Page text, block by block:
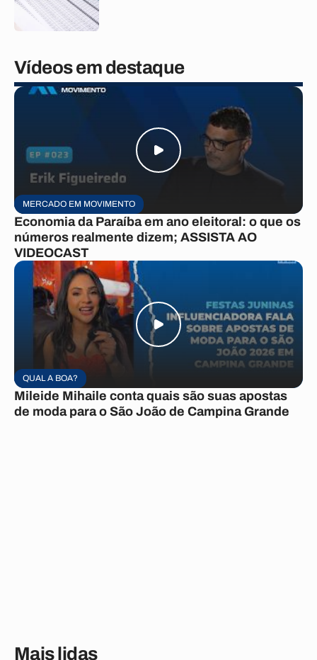
Vídeos em destaque
MERCADO EM MOVIMENTO
Economia da Paraíba em ano eleitoral: o que os
números realmente dizem; ASSISTA AO
VIDEOCAST
QUAL A BOA?
Mileide Mihaile conta quais são suas apostas
de moda para o São João de Campina Grande
Mais lidas